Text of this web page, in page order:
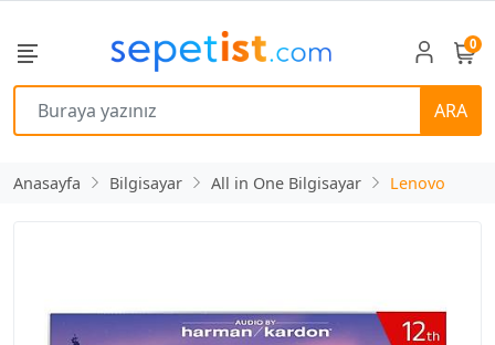
ARA
0
Anasayfa Bilgisayar All in One Bilgisayar Lenovo